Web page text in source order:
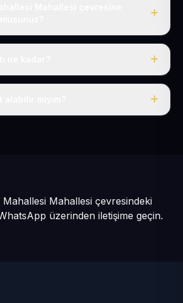
Mahallesi dahil tüm Ankarayoluköyler
USD + KDV, her şey dahil.
Mahallesi çevresindeki
üzerinden iletişime geçin.